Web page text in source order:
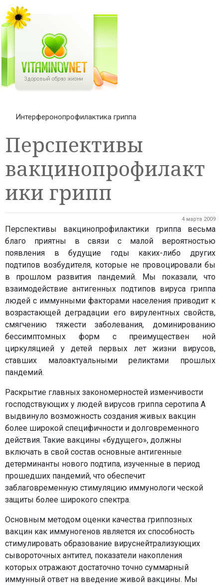
Интерферонопрофилактика гриппа
Перспективы
вакцинопрофилакт
ики грипп
4 марта 2009
Перспективы вакцинопрофилактики гриппа весьма
благо приятны в связи с малой вероятностью
появления в будущие годы каких-либо других
подтипов возбудителя, которые не провоцировали бы
в прошлом развития пандемий. Мы показали, что
взаимодействие антигенных подтипов вируса гриппа
людей с иммунными факторами населения приводит к
возрастающей деградации его вирулентных свойств,
смягчению тяжести заболевания, доминированию
бессимптомных форм с преимуществен ной
циркуляцией у детей первых лет жизни вирусов,
ставших малоактуальными реликтами прошлых
пандемий.
Раскрытие главных закономерностей изменчивости
господствующих у людей вирусов гриппа серотипа А
выдвинуло возможность создания живых вакцин
более широкой специфичности и долговременного
действия. Такие вакцины «будущего», должны
включать в свой состав основные антигенные
детерминанты нового подтипа, изученные в период
прошедших пандемий, что обеспечит
заблаговременную стимуляцию иммунологи ческой
защиты более широкого спектра.
Основным методом оценки качества гриппозных
вакцин как иммуногенов является их способность
стимулировать образование вируснейтрализующих
сывороточных антител, показатели накопления
которых отражают достаточно точно суммарный
иммунный ответ на введение живой вакцины. Мы